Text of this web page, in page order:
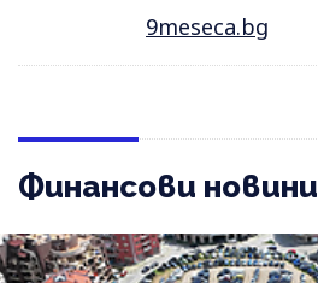
9meseca.bg
Финансови новини